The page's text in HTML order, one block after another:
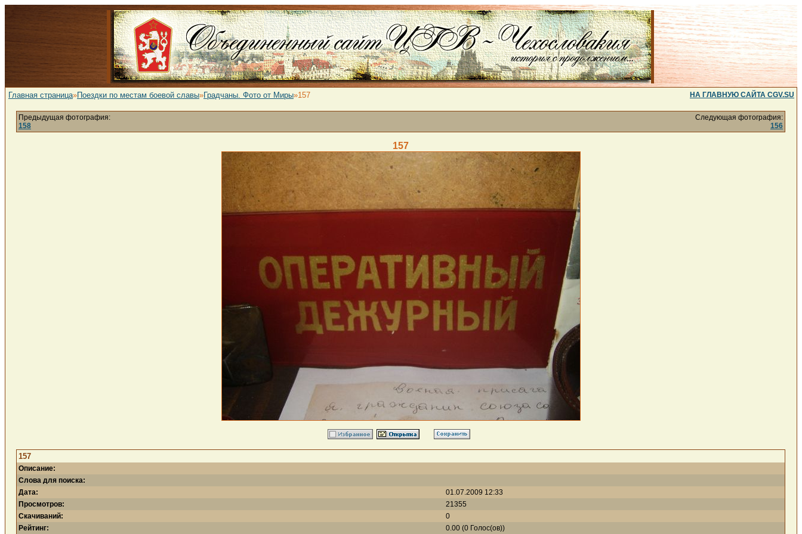
Главная страница»Поездки по местам боевой славы»Градчаны. Фото от Миры»157 НА ГЛАВНУЮ САЙТА CGV.SU
Предыдущая фотография:
158
Следующая фотография:
156
157
157
Описание:
Слова для поиска:
Дата:
01.07.2009 12:33
Просмотров:
21355
Скачиваний:
0
Рейтинг:
0.00 (0 Голос(ов))